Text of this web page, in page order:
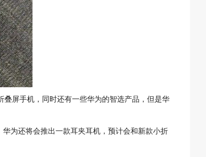
屏手机，同时还有一些华为的智选产品，但是华
为还将会推出一款耳夹耳机，预计会和新款小折